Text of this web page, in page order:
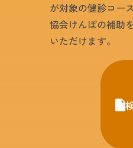
が対象の健診コー
協会けんぽの補助
いただけます。